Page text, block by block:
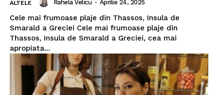
ALTELE Rahela Velicu - Aprilie 24, 2025
Cele mai frumoase plaje din Thassos, Insula de
Smarald a Greciei Cele mai frumoase plaje din
Thassos, Insula de Smarald a Greciei, cea mai
apropiata...